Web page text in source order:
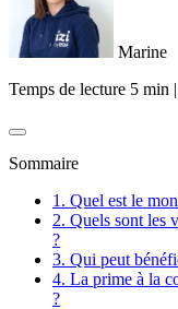
Marine
Temps de lecture 5 min |
Sommaire
1. Quel est le
2. Quels sont les
?
3. Qui peut
4. La prime à la
?